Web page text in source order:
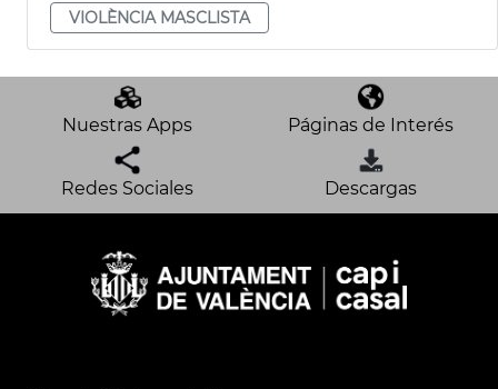
VIOLÈNCIA MASCLISTA
Nuestras Apps Páginas de Interés
Redes Sociales Descargas